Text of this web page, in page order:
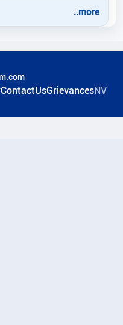
..more
ContactUsGrievancesNV